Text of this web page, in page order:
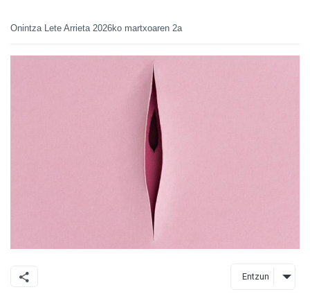
Onintza Lete Arrieta 2026ko martxoaren 2a
Entzun